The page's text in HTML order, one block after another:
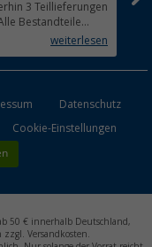
3 Teillieferungen
Bestandteile
Gerät (Gasgrill)weiterlesen
Datenschutz
Cookie-Einstellungen
50 € innerhalb Deutschland,
zzgl. Versandkosten.